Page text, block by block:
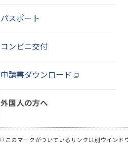
パスポート
コンビニ交付
申請書ダウンロード
外国人の方へ
このマークがついているリンクは別ウインド